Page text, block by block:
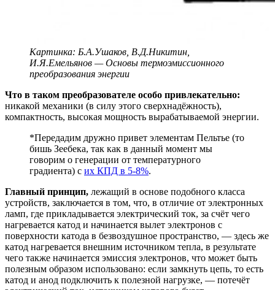
Картинка: Б.А.Ушаков, В.Д.Никитин,
И.Я.Емельянов — Основы термоэмиссионного
преобразования энергии
Что в таком преобразователе особо привлекательно:
никакой механики (в силу этого сверхнадёжность),
компактность, высокая мощность вырабатываемой энергии.
*Передадим дружно привет элементам Пельтье (то
бишь Зеебека, так как в данный момент мы
говорим о генерации от температурного
градиента) с их КПД в 5-8%.
Главный принцип, лежащий в основе подобного класса
устройств, заключается в том, что, в отличие от электронных
ламп, где прикладывается электрический ток, за счёт чего
нагревается катод и начинается вылет электронов с
поверхности катода в безвоздушное пространство, — здесь же
катод нагревается внешним источником тепла, в результате
чего также начинается эмиссия электронов, что может быть
полезным образом использовано: если замкнуть цепь, то есть
катод и анод подключить к полезной нагрузке, — потечёт